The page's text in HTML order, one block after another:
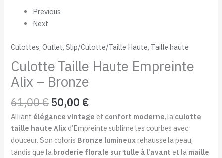
Previous
Next
Culottes,Outlet,Slip/Culotte/Taille Haute, Taille haute
Culotte Taille Haute Empreinte
Alix – Bronze
61,00€50,00 €
Alliant élégance vintage et confort moderne, la culotte
taille haute Alix d’Empreinte sublime les courbes avec
douceur. Son coloris Bronze lumineuxrehausse la peau,
tandis que la broderie florale sur tulle à l’avant et la maille